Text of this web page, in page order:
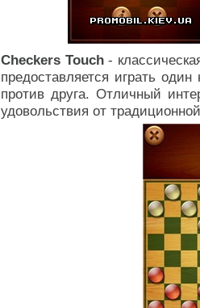
Checkers Touch-
предоставляется играть
против друга. Отличный
удовольствия от